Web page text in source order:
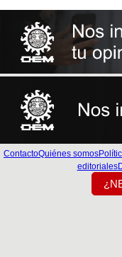
ContactoQuiénes somos
editoriales